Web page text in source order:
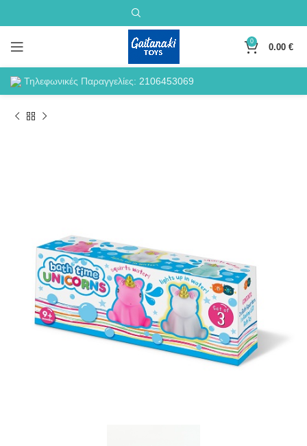
0
0.00 €
Τηλεφωνικές Παραγγελίες: 2106453069